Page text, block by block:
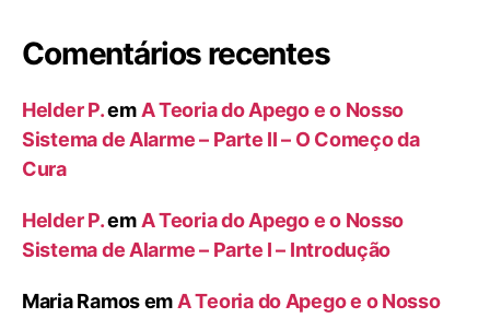
Comentários recentes
Helder P.em A Teoria do Apego e o Nosso
Sistema de Alarme – Parte II – O Começo da
Cura
Helder P.em A Teoria do Apego e o Nosso
Sistema de Alarme – Parte I – Introdução
Maria Ramosem A Teoria do Apego e o Nosso